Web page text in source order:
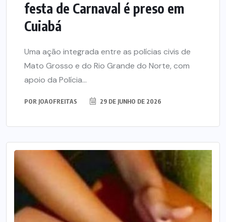
festa de Carnaval é preso em
Cuiabá
Uma ação integrada entre as polícias civis de
Mato Grosso e do Rio Grande do Norte, com
apoio da Polícia...
POR JOAOFREITAS 29 DE JUNHO DE 2026